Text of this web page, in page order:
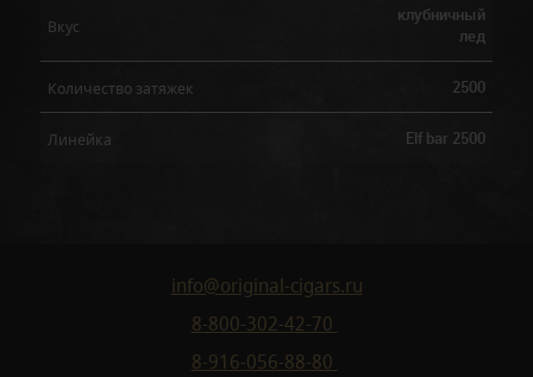
Вкус
клубничный
лед
Количество затяжек 2500
Линейка Elf bar 2500
info@original-cigars.ru
8-800-302-42-70
8-916-056-88-80